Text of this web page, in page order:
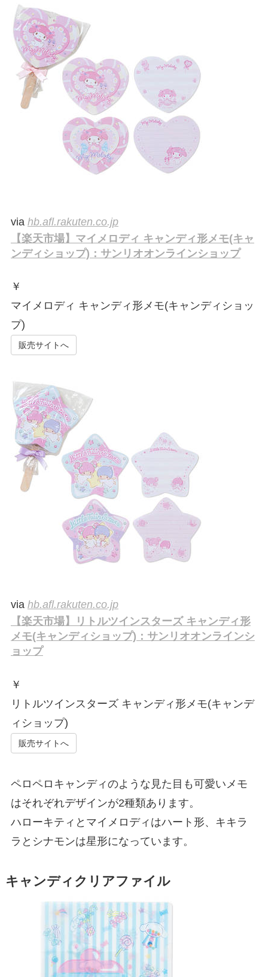
via hb.afl.rakuten.co.jp
【楽天市場】マイメロディ キャンディ形メモ(キャ
ンディショップ)：サンリオオンラインショップ
￥
マイメロディ キャンディ形メモ(キャンディショッ
プ)
販売サイトへ
via hb.afl.rakuten.co.jp
【楽天市場】リトルツインスターズ キャンディ形
メモ(キャンディショップ)：サンリオオンラインシ
ョップ
￥
リトルツインスターズ キャンディ形メモ(キャンデ
ィショップ)
販売サイトへ
ペロペロキャンディのような見た目も可愛いメモ
はそれぞれデザインが2種類あります。
ハローキティとマイメロディはハート形、キキラ
ラとシナモンは星形になっています。
キャンディクリアファイル